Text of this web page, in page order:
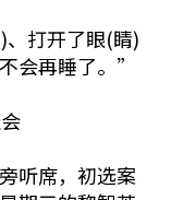
、打开了眼(睛)
会再睡了。”
听席，初选案